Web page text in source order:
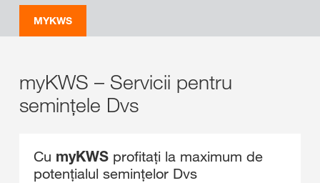
MYKWS
myKWS – Servicii pentru
semințele Dvs
Cu myKWS profitați la maximum de
potențialul semințelor Dvs